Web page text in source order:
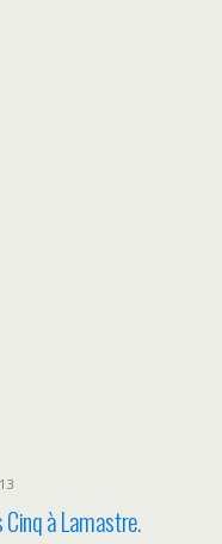
Cinq à Lamastre.